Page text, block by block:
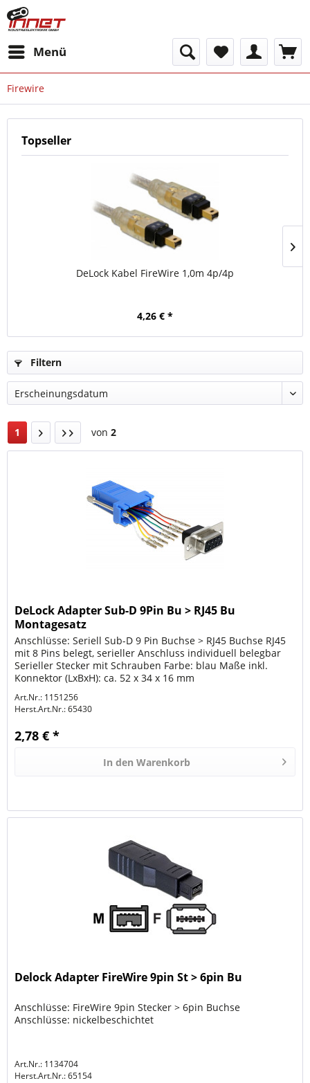
Menü
Firewire
Topseller
DeLock Kabel FireWire 1,0m 4p/4p
4,26 € *
Filtern
1 von 2
DeLock Adapter Sub-D 9Pin Bu > RJ45 Bu
Montagesatz
Anschlüsse: Seriell Sub-D 9 Pin Buchse > RJ45 Buchse RJ45
mit 8 Pins belegt, serieller Anschluss individuell belegbar
Serieller Stecker mit Schrauben Farbe: blau Maße inkl.
Konnektor (LxBxH): ca. 52 x 34 x 16 mm
Art.Nr.: 1151256
Herst.Art.Nr.:65430
2,78 € *
In den Warenkorb
Delock Adapter FireWire 9pin St > 6pin Bu
Anschlüsse: FireWire 9pin Stecker > 6pin Buchse
Anschlüsse: nickelbeschichtet
Art.Nr.: 1134704
Herst.Art.Nr.:65154